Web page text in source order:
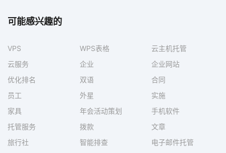
可能感兴趣的
VPS WPS表格
云主机托管
云服务
企业
企业网站
优化排名
双语
合同
员工
外星
实施
家具
年会活动策划
手机软件
托管服务
拨款
文章
旅行社
智能排查
电子邮件托管